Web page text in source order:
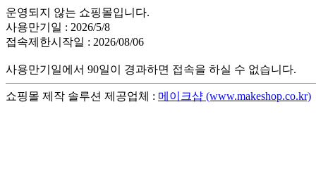
운영되지 않는 쇼핑몰입니다.
사용만기일 : 2026/5/8
접속제한시작일 : 2026/08/06
사용만기일에서 90일이 경과하면 접속을 하실 수 없습니다.
쇼핑몰 제작 솔루션 제공업체 : 메이크샵 (www.makeshop.co.kr)